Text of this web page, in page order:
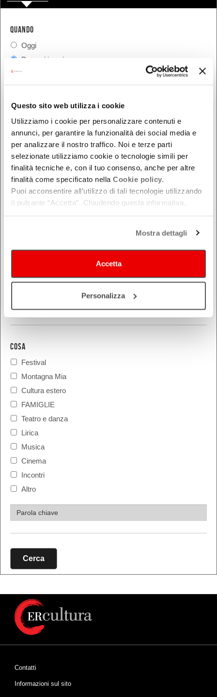
Questo sito web utilizza i cookie
Utilizziamo i cookie per personalizzare contenuti e
annunci, per garantire la funzionalità dei social media e
per analizzare il nostro traffico. Noi e terze parti
selezionate utilizziamo cookie o tecnologie simili per
finalità tecniche e, con il tuo consenso, anche per altre
finalità come specificato nella Cookie policy.
Puoi acconsentire all’utilizzo di tali tecnologie utilizzando
il pulsante “Accetta”. Chiudendo questa informativa,
Mostra dettagli
Accetta
Personalizza
QUANDO
Oggi
Da oggi in poi
Nel week-end
DOVE
Bologna
Forlì-Cesena
Modena
Parma
COSA
Festival
Montagna Mia
Cultura estero
FAMIGLIE
Teatro e danza
Lirica
Musica
Cinema
Incontri
Altro
Cerca
Contatti
Informazioni sul sito